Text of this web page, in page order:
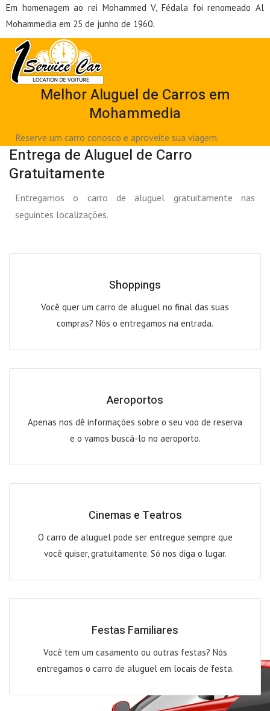
Em homenagem ao rei Mohammed V, Fédala foi renomeado Al
Mohammedia em 25 de junho de 1960.
Melhor Aluguel de Carros em
Mohammedia
Reserve um carro conosco e aproveite sua viagem.
Entrega de Aluguel de Carro
Gratuitamente
Entregamos o carro de aluguel gratuitamente nas
seguintes localizações.
Shoppings
Você quer um carro de aluguel no final das suas
compras? Nós o entregamos na entrada.
Aeroportos
Apenas nos dê informações sobre o seu voo de reserva
e o vamos buscá-lo no aeroporto.
Cinemas e Teatros
O carro de aluguel pode ser entregue sempre que
você quiser, gratuitamente. Só nos diga o lugar.
Festas Familiares
Você tem um casamento ou outras festas? Nós
entregamos o carro de aluguel em locais de festa.